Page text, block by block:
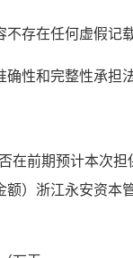
存在任何虚假记
确性和完整性承担
在前期预计本次
）浙江永安资本